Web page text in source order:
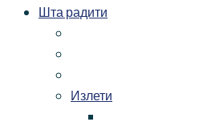
Шта радити
Излети